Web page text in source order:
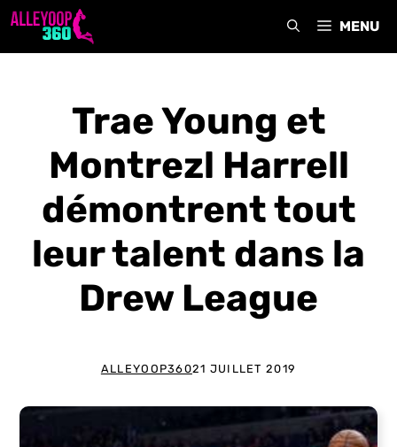
Aller
MENU
Trae Young et
Montrezl Harrell
démontrent tout
leur talent dans la
Drew League
ALLEYOOP36021 JUILLET 2019